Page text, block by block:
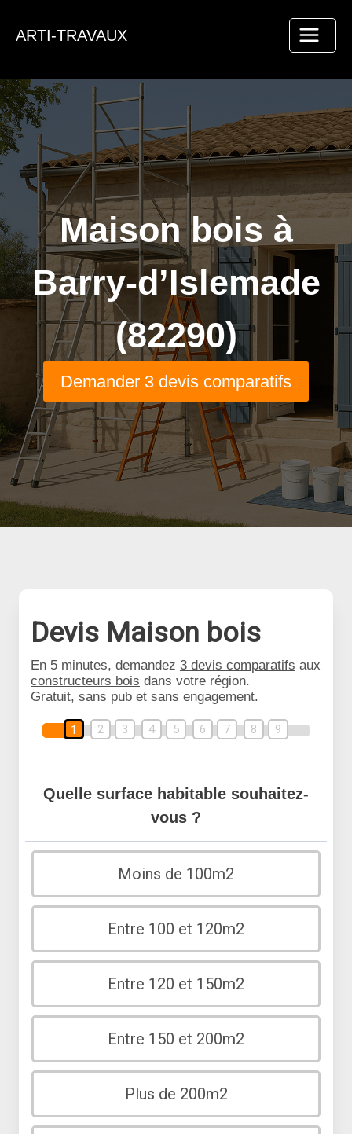
ARTI-TRAVAUX
Maison bois à
Barry-d’Islemade
(82290)
Demander 3 devis comparatifs
Devis Maison bois
En 5 minutes, demandez 3 devis comparatifs aux
constructeurs bois dans votre région.
Gratuit, sans pub et sans engagement.
1 2 3 4 5 6 7 8 9
Quelle surface habitable souhaitez-
vous ?
Moins de 100m2
Entre 100 et 120m2
Entre 120 et 150m2
Entre 150 et 200m2
Plus de 200m2